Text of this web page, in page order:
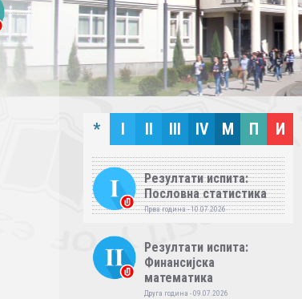
* I II III IV M П И
Резултати испита:
Пословна статистика
Прва година - 10.07.2026
Резултати испита:
Финансијска
математика
Друга година - 09.07.2026